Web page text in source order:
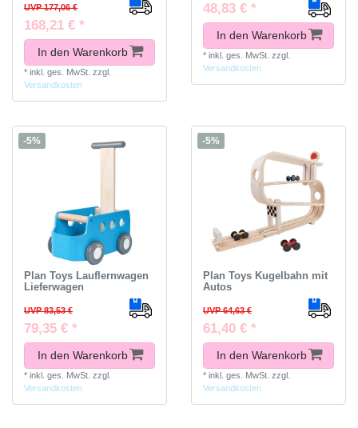
UVP 177,06 €
168,21 € *
In den Warenkorb
* inkl. ges. MwSt. zzgl.
Versandkosten
48,83 € *
In den Warenkorb
* inkl. ges. MwSt. zzgl.
Versandkosten
-5%
Plan Toys Lauflernwagen
Lieferwagen
UVP 83,53 €
79,35 € *
In den Warenkorb
* inkl. ges. MwSt. zzgl.
Versandkosten
-5%
Plan Toys Kugelbahn mit
Autos
UVP 64,63 €
61,40 € *
In den Warenkorb
* inkl. ges. MwSt. zzgl.
Versandkosten